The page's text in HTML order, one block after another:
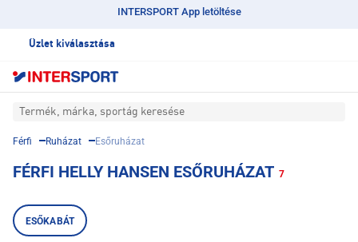
INTERSPORT App letöltése
Üzlet kiválasztása
Termék, márka, sportág keresése
Férfi Ruházat Esőruházat
FÉRFI HELLY HANSEN ESŐRUHÁZAT 7
ESŐKABÁT